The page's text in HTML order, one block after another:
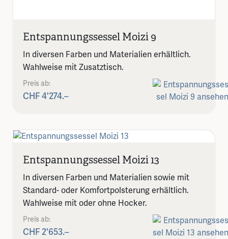
Entspannungssessel Moizi 9
In diversen Farben und Materialien erhältlich.
Wahlweise mit Zusatztisch.
Preis ab:
CHF 4'274.–
Entspannungssessel Moizi 13
In diversen Farben und Materialien sowie mit
Standard- oder Komfortpolsterung erhältlich.
Wahlweise mit oder ohne Hocker.
Preis ab:
CHF 2'653.–